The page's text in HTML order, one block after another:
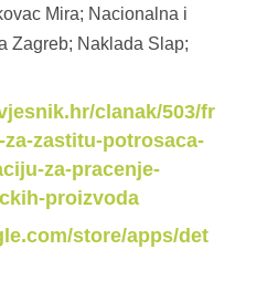
Mira; Nacionalna i
Zagreb; Naklada Slap;
clanak/503/fr
zastitu-potrosaca-
za-pracenje-
proizvoda
store/apps/det